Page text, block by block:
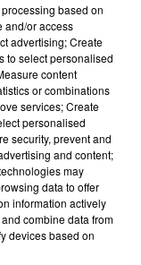
remorque avant
sapin dans le
prochainement
la mise en place
based on
and/or access
advertising; Create
to select personalised
content
or combinations
services; Create
personalised
security, prevent and
and content;
may
data to offer
information actively
combine data from
devices based on